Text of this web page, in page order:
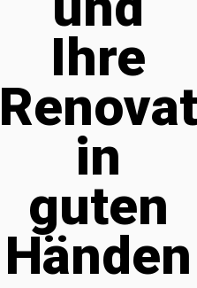
Ihre
in
guten
Händen